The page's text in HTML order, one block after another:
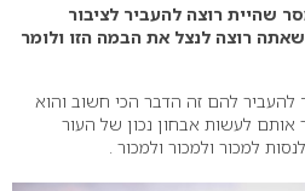
שהיית רוצה להעביר לציבור
רוצה לנצל את הבמה הזו ולומר
להם זה הדבר הכי חשוב והוא
לעשות אבחון נכון של העור
למכור ולמכור ולמכור .